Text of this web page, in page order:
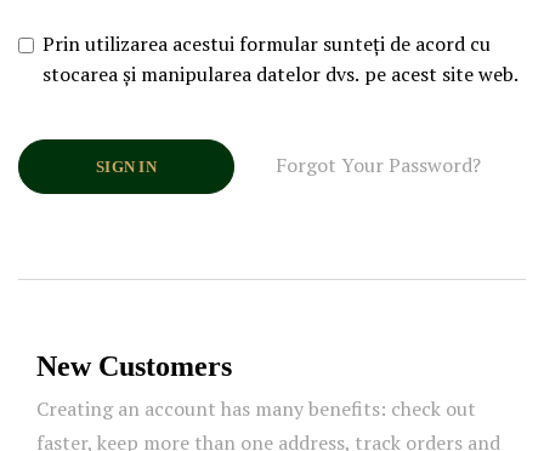
Prin utilizarea acestui formular sunteți de acord cu
stocarea și manipularea datelor dvs. pe acest site web.
SIGN IN Forgot Your Password?
New Customers
Creating an account has many benefits: check out
faster, keep more than one address, track orders and